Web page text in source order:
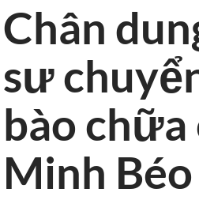
Chân
sư
bào chữa
Minh Béo